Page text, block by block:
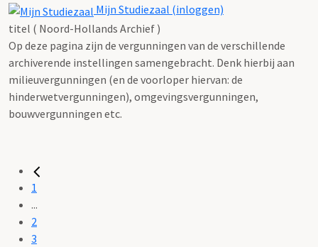
Mijn Studiezaal (inloggen)
titel ( Noord-Hollands Archief )
Op deze pagina zijn de vergunningen van de verschillende
archiverende instellingen samengebracht. Denk hierbij aan
milieuvergunningen (en de voorloper hiervan: de
hinderwetvergunningen), omgevingsvergunningen,
bouwvergunningen etc.
1
...
2
3